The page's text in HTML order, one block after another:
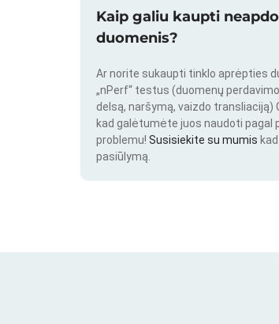
Kaip galiu kaupti
duomenis?
Ar norite sukaupti tinklo aprėpties
„nPerf“ testus (duomenų
delsą, naršymą, vaizdo transliaciją)
kad galėtumėte juos naudoti pagal
problemu! Susisiekite su mumis
pasiūlymą.